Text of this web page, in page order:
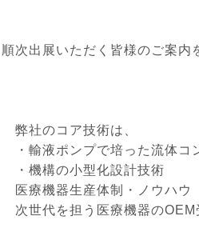
順次出展いただく皆様のご案内
弊社のコア技術は、
・輸液ポンプで培った流体コ
・機構の小型化設計技術
医療機器生産体制・ノウハ
次世代を担う医療機器のOEM